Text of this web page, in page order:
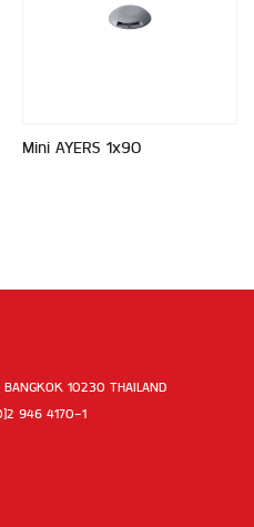
Mini AYERS 1x90
10230 THAILAND
946 4170-1